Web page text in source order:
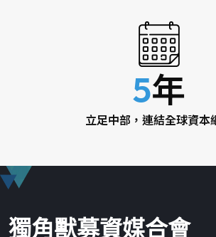
5年
立足中部，連結全球資本
獨角獸募資媒合會